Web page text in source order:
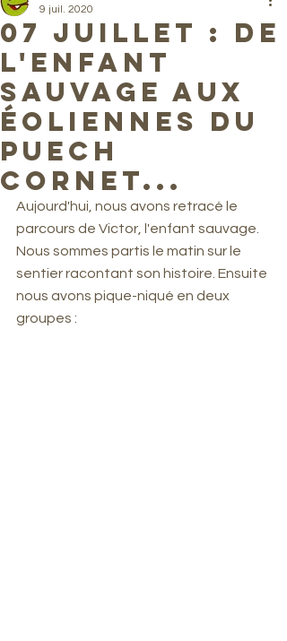
07 Juillet : de
l'enfant
sauvage aux
éoliennes du
Puech
Cornet...
9 juil. 2020
Aujourd'hui, nous avons retracé le
parcours de Victor, l'enfant sauvage.
Nous sommes partis le matin sur le
sentier racontant son histoire. Ensuite
nous avons pique-niqué en deux
groupes :